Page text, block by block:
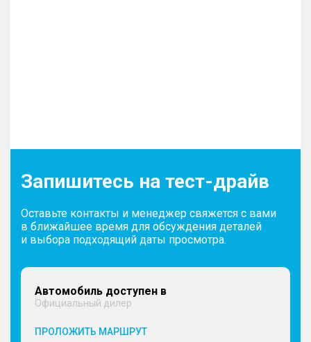
Запишитесь на тест-драйв
Оставьте контакты и менеджер свяжется с вами
в ближайшее время для обсуждения деталей
и выбора подходящий даты просмотра.
Автомобиль доступен в
Официальный дилер
ПРОЛОЖИТЬ МАРШРУТ